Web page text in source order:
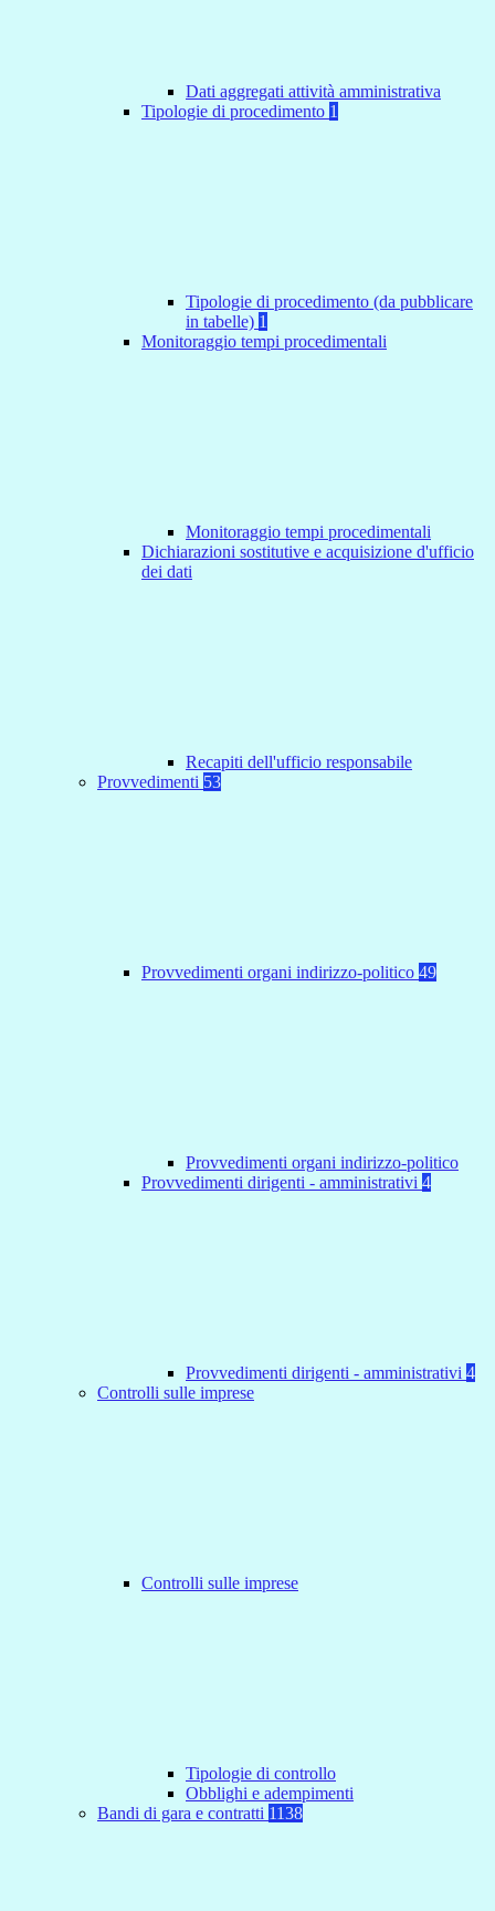
Dati aggregati attività amministrativa
Tipologie di procedimento 1
Tipologie di procedimento (da pubblicare
in tabelle) 1
Monitoraggio tempi procedimentali
Monitoraggio tempi procedimentali
Dichiarazioni sostitutive e acquisizione d'ufficio
dei dati
Recapiti dell'ufficio responsabile
Provvedimenti 53
Provvedimenti organi indirizzo-politico 49
Provvedimenti organi indirizzo-politico
Provvedimenti dirigenti - amministrativi 4
Provvedimenti dirigenti - amministrativi 4
Controlli sulle imprese
Controlli sulle imprese
Tipologie di controllo
Obblighi e adempimenti
Bandi di gara e contratti 1138